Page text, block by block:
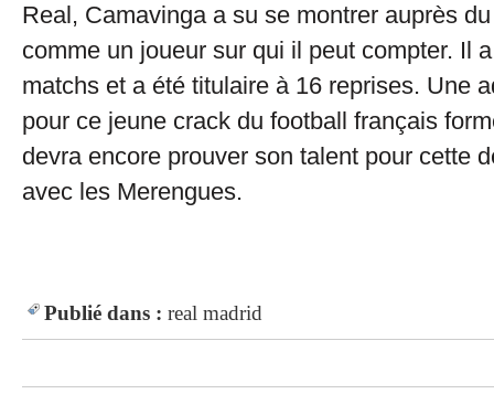
Real, Camavinga a su se montrer auprès
comme un joueur sur qui il peut compter. Il
matchs et a été titulaire à 16 reprises. Une
pour ce jeune crack du football français
devra encore prouver son talent pour cette
avec les Merengues.
Publié dans : real madrid